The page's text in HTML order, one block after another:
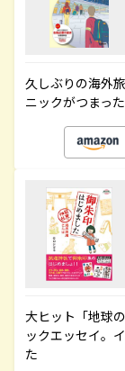
久しぶりの海外
ニックがつまっ
大ヒット「地球
ックエッセイ。
た